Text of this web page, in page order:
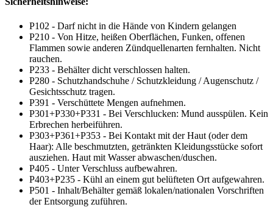
P102 - Darf nicht in die Hände von Kindern gelangen
P210 - Von Hitze, heißen Oberflächen, Funken, offenen
Flammen sowie anderen Zündquellenarten fernhalten. Nicht
rauchen.
P233 - Behälter dicht verschlossen halten.
P280 - Schutzhandschuhe / Schutzkleidung / Augenschutz /
Gesichtsschutz tragen.
P391 - Verschüttete Mengen aufnehmen.
P301+P330+P331 - Bei Verschlucken: Mund ausspülen. Kein
Erbrechen herbeiführen.
P303+P361+P353 - Bei Kontakt mit der Haut (oder dem
Haar): Alle beschmutzten, getränkten Kleidungsstücke sofort
ausziehen. Haut mit Wasser abwaschen/duschen.
P405 - Unter Verschluss aufbewahren.
P403+P235 - Kühl an einem gut belüfteten Ort aufgewahren.
P501 - Inhalt/Behälter gemäß lokalen/nationalen Vorschriften
der Entsorgung zuführen.